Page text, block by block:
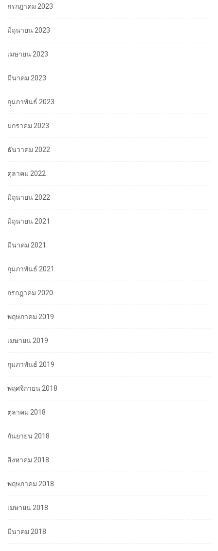
กรกฎาคม 2023
มิถุนายน 2023
เมษายน 2023
มีนาคม 2023
กุมภาพันธ์ 2023
มกราคม 2023
ธันวาคม 2022
ตุลาคม 2022
มิถุนายน 2022
มิถุนายน 2021
มีนาคม 2021
กุมภาพันธ์ 2021
กรกฎาคม 2020
พฤษภาคม 2019
เมษายน 2019
กุมภาพันธ์ 2019
พฤศจิกายน 2018
ตุลาคม 2018
กันยายน 2018
สิงหาคม 2018
พฤษภาคม 2018
เมษายน 2018
มีนาคม 2018